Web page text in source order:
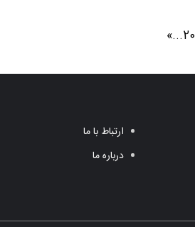
20
...
»
ارتباط با ما
درباره ما